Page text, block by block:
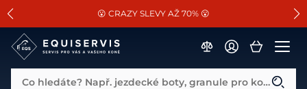
SLEVA 13% na vše od Cassini!
😮 CRAZY SLEVY AŽ 70% 😮
📐Pasování a doplňky k vybraným sedlům ZDARMA 🐴
Co hledáte? Např. jezdecké boty, granule pro koně...